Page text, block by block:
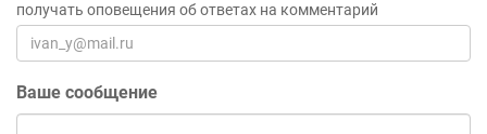
получать оповещения об ответах на комментарий
Ваше сообщение